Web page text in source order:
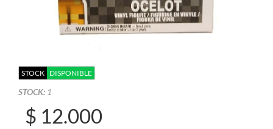
STOCK DISPONIBLE
STOCK: 1
$ 12.000